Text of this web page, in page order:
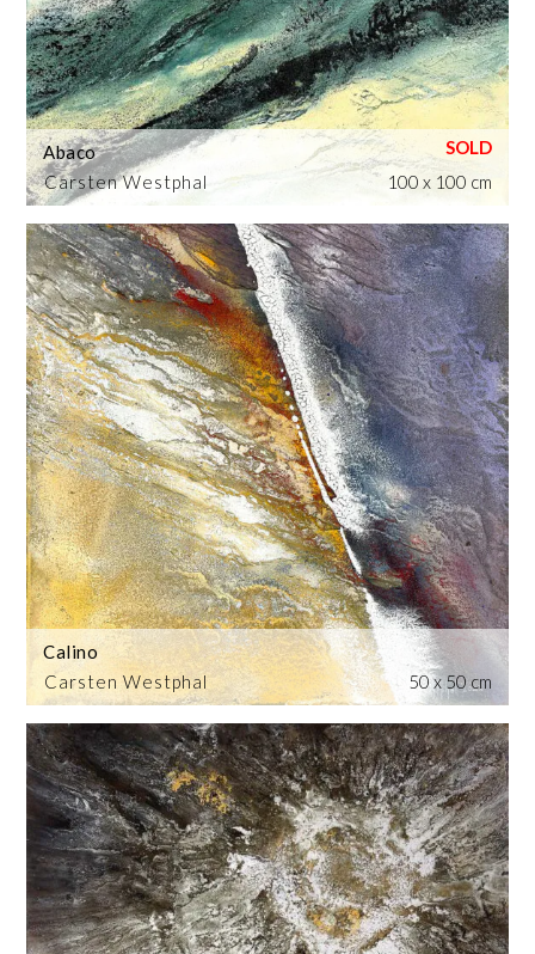
Carsten Westphal
Abaco
100 x 100 cm
Carsten Westphal
Calino
50 x 50 cm